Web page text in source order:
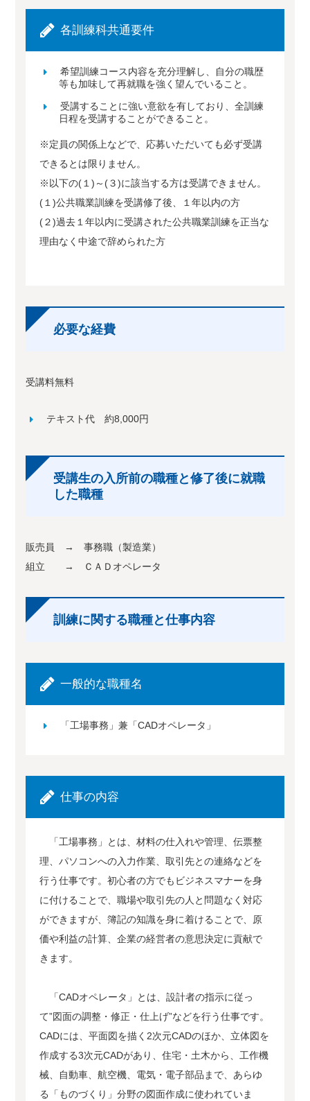
各訓練科共通要件
希望訓練コース内容を充分理解し、自分の職歴
等も加味して再就職を強く望んでいること。
受講することに強い意欲を有しており、全訓練
日程を受講することができること。
※定員の関係上などで、応募いただいても必ず受講
できるとは限りません。
※以下の(１)～(３)に該当する方は受講できません。
(１)公共職業訓練を受講修了後、１年以内の方
(２)過去１年以内に受講された公共職業訓練を正当な
理由なく中途で辞められた方
必要な経費
受講料無料
テキスト代 約8,000円
受講生の入所前の職種と修了後に就職
した職種
販売員 → 事務職（製造業）
組立 → ＣＡＤオペレータ
訓練に関する職種と仕事内容
一般的な職種名
「工場事務」兼「CADオペレータ」
仕事の内容
「工場事務」とは、材料の仕入れや管理、伝票整
理、パソコンへの入力作業、取引先との連絡などを
行う仕事です。初心者の方でもビジネスマナーを身
に付けることで、職場や取引先の人と問題なく対応
ができますが、簿記の知識を身に着けることで、原
価や利益の計算、企業の経営者の意思決定に貢献で
きます。
「CADオペレータ」とは、設計者の指示に従っ
て”図面の調整・修正・仕上げ”などを行う仕事です。
CADには、平面図を描く2次元CADのほか、立体図を
作成する3次元CADがあり、住宅・土木から、工作機
械、自動車、航空機、電気・電子部品まで、あらゆ
る「ものづくり」分野の図面作成に使われていま